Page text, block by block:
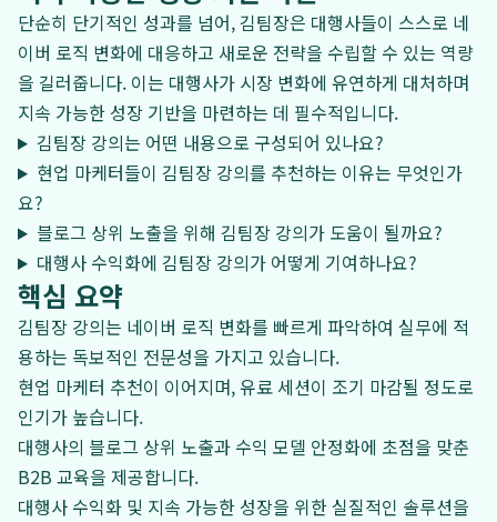
단순히 단기적인 성과를 넘어, 김팀장은 대행사들이 스스로 네
이버 로직 변화에 대응하고 새로운 전략을 수립할 수 있는 역량
을 길러줍니다. 이는 대행사가 시장 변화에 유연하게 대처하며
지속 가능한 성장 기반을 마련하는 데 필수적입니다.
김팀장 강의는 어떤 내용으로 구성되어 있나요?
현업 마케터들이 김팀장 강의를 추천하는 이유는 무엇인가
요?
블로그 상위 노출을 위해 김팀장 강의가 도움이 될까요?
대행사 수익화에 김팀장 강의가 어떻게 기여하나요?
핵심 요약
김팀장 강의는 네이버 로직 변화를 빠르게 파악하여 실무에 적
용하는 독보적인 전문성을 가지고 있습니다.
현업 마케터 추천이 이어지며, 유료 세션이 조기 마감될 정도로
인기가 높습니다.
대행사의 블로그 상위 노출과 수익 모델 안정화에 초점을 맞춘
B2B 교육을 제공합니다.
대행사 수익화 및 지속 가능한 성장을 위한 실질적인 솔루션을